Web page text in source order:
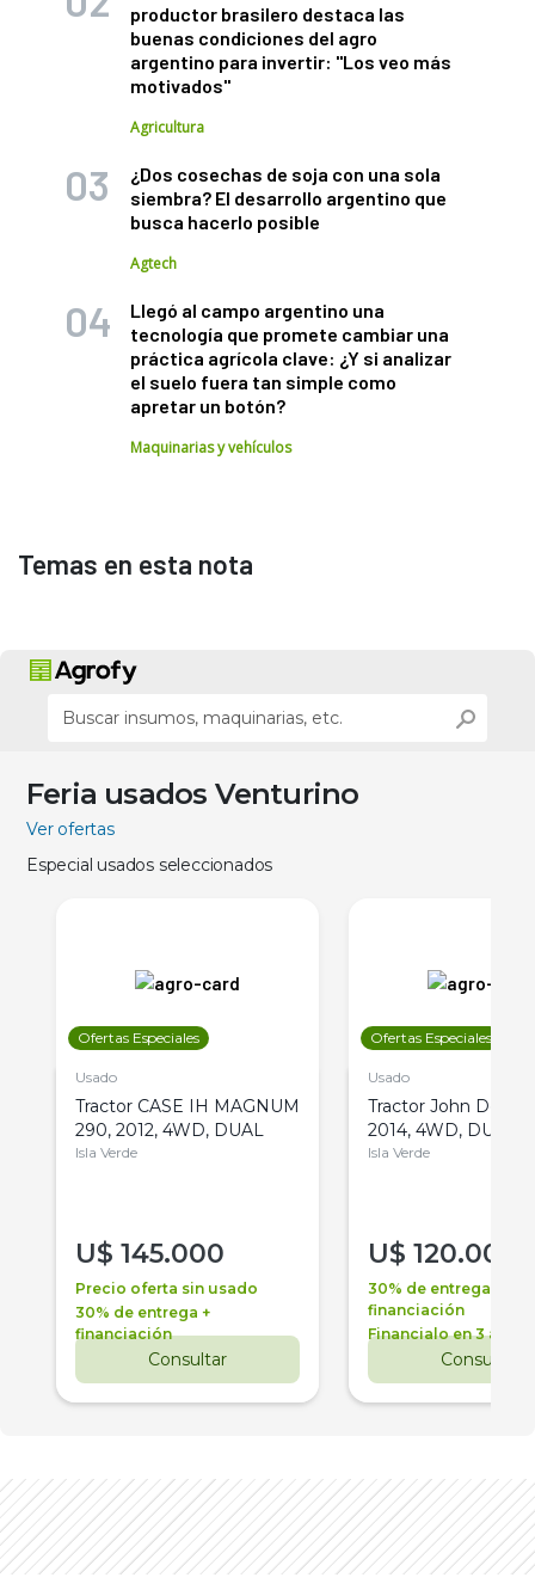
productor brasilero destaca las
buenas condiciones del agro
argentino para invertir: "Los veo más
motivados"
Agricultura
¿Dos cosechas de soja con una sola
siembra? El desarrollo argentino que
busca hacerlo posible
Agtech
Llegó al campo argentino una
tecnología que promete cambiar una
práctica agrícola clave: ¿Y si analizar
el suelo fuera tan simple como
apretar un botón?
Maquinarias y vehículos
Temas en esta nota
Feria usados Venturino
Ver ofertas
Especial usados seleccionados
Ofertas Especiales
Usado
Tractor CASE IH MAGNUM
290, 2012, 4WD, DUAL
Isla Verde
U$ 145.000
Precio oferta sin usado
30% de entrega +
financiación
Consultar
Ofertas Especiales
Usado
Tractor John Deere
2014, 4WD, DUAL
Isla Verde
U$ 120.000
30% de entrega +
financiación
Financialo en 3 años
Consultar